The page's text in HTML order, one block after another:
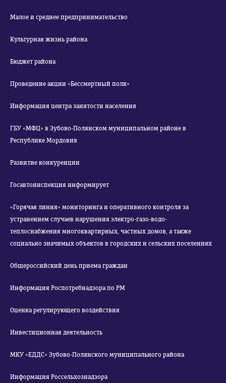
Малое и среднее предпринимательство
Культурная жизнь района
Бюджет района
Проведение акции «Бессмертный полк»
Информация центра занятости населения
ГБУ «МФЦ» в Зубово-Полянском муниципальном районе в
Республике Мордовия
Развитие конкуренции
Госавтоинспекция информирует
«Горячая линия» мониторинга и оперативного контроля за
устранением случаев нарушения электро-газо-водо-
теплоснабжения многоквартирных, частных домов, а также
социально значимых объектов в городских и сельских поселениях
Общероссийский день приема граждан
Информация Роспотребнадзора по РМ
Оценка регулирующего воздействия
Инвестиционная деятельность
МКУ «ЕДДС» Зубово-Полянского муниципального района
Информация Россельхознадзора